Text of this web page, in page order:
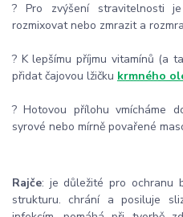
? Pro zvýšení stravitelnosti
rozmixovat nebo zmrazit a
? K lepšímu příjmu vitamínů (a
přidat čajovou lžičku krmného
? Hotovou přílohu vmícháme
syrové nebo mírně povařené
Rajče: je důležité pro ochranu
strukturu. chrání a posiluje